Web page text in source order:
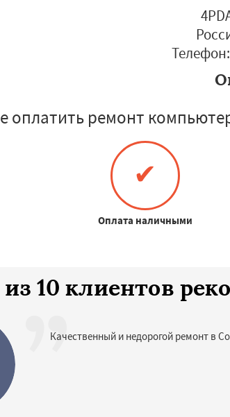
Телефон:
оплатить ремонт
✔
Оплата наличными
из 10 клиентов
Качественный и недорогой ремонт в